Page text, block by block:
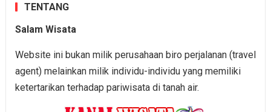
TENTANG
Salam Wisata
Website ini bukan milik perusahaan biro perjalanan (travel
agent) melainkan milik individu-individu yang memiliki
ketertarikan terhadap pariwisata di tanah air.